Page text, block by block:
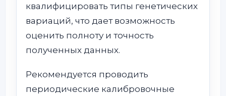
квалифицировать типы генетических
вариаций, что дает возможность
оценить полноту и точность
полученных данных.
Рекомендуется проводить
периодические калибровочные